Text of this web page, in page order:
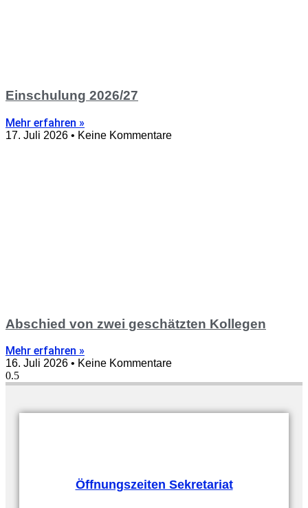
Einschulung 2026/27
Mehr erfahren »
17. Juli 2026 Keine Kommentare
Abschied von zwei geschätzten Kollegen
Mehr erfahren »
16. Juli 2026 Keine Kommentare
Öffnungszeiten Sekretariat